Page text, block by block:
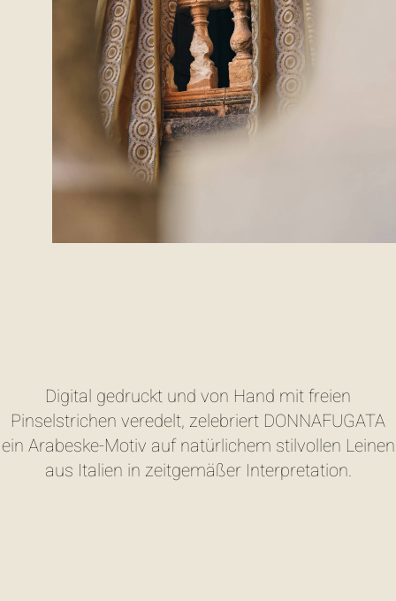
Digital gedruckt und von Hand mit freien
Pinselstrichen veredelt, zelebriert DONNAFUGATA
ein Arabeske-Motiv auf natürlichem stilvollen Leinen
aus Italien in zeitgemäßer Interpretation.